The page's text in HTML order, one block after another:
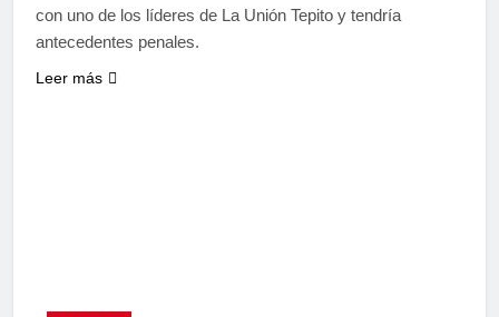
con uno de los líderes de La Unión Tepito y tendría
antecedentes penales.
Leer más